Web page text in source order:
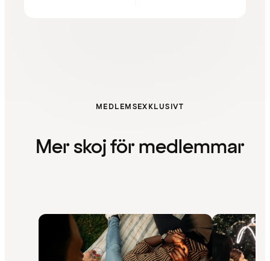
MEDLEMSEXKLUSIVT
Mer skoj för medlemmar